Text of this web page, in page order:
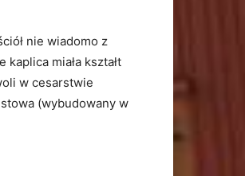
nie wiadomo z
miała kształt
w cesarstwie
(wybudowany w